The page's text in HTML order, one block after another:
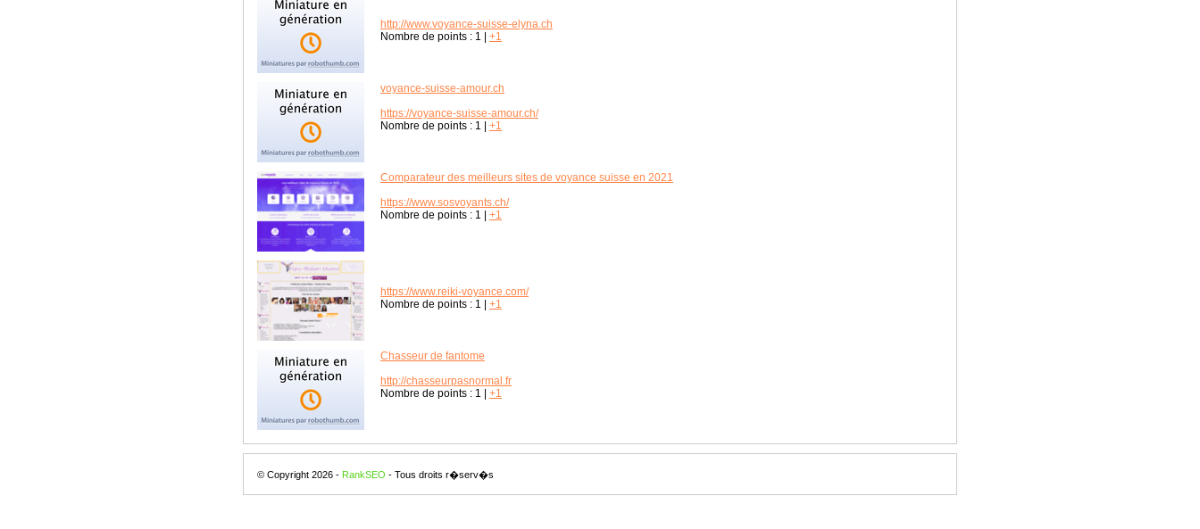
http://www.voyance-suisse-elyna.ch
Nombre de points : 1 +1
voyance-suisse-amour.ch
https://voyance-suisse-amour.ch/
Nombre de points : 1 +1
Comparateur des meilleurs sites de voyance suisse en 2021
https://www.sosvoyants.ch/
Nombre de points : 1 +1
https://www.reiki-voyance.com/
Nombre de points : 1 +1
Chasseur de fantome
http://chasseurpasnormal.fr
Nombre de points : 1 +1
© Copyright 2026 - RankSEO - Tous droits r�serv�s